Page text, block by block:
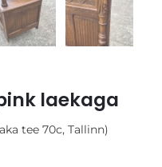
laekaga
tee 70c, Tallinn)